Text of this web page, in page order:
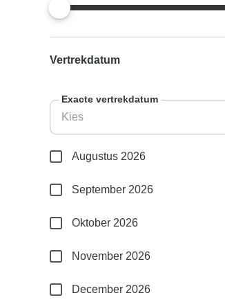
Vertrekdatum
Exacte vertrekdatum
Augustus 2026
September 2026
Oktober 2026
November 2026
December 2026